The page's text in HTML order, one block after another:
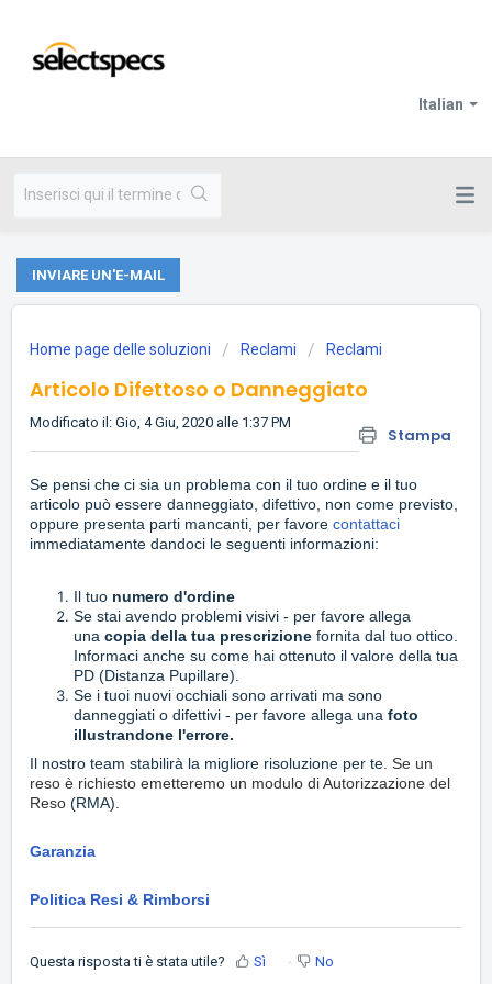
Italian
INVIARE UN'E-MAIL
Home page delle soluzioni Reclami Reclami
Articolo Difettoso o Danneggiato
Stampa
Modificato il: Gio, 4 Giu, 2020 alle 1:37 PM
Se pensi che ci sia un problema con il tuo ordine e il tuo
articolo può essere danneggiato, difettivo, non come previsto,
oppure presenta parti mancanti, per favore contattaci
immediatamente dandoci le seguenti informazioni:
Il tuo numero d'ordine
Se stai avendo problemi visivi - per favore allega
una copia della tua prescrizione fornita dal tuo ottico.
Informaci anche su come hai ottenuto il valore della tua
PD (Distanza Pupillare).
Se i tuoi nuovi occhiali sono arrivati ma sono
danneggiati o difettivi - per favore allega una foto
illustrandone l'errore.
Il nostro team stabilirà la migliore risoluzione per te. Se un
reso è richiesto emetteremo un modulo di Autorizzazione del
Reso (RMA).
Garanzia
Politica Resi & Rimborsi
Questa risposta ti è stata utile? Sì No